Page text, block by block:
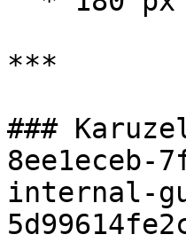
***
###
8ee1eceb-
internal-